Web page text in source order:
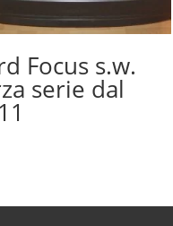
Focus s.w.
serie dal